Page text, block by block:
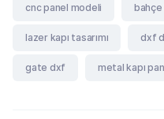
cnc panel modeli bahçe
lazer kapı tasarımı dxf
gate dxf metal kapı